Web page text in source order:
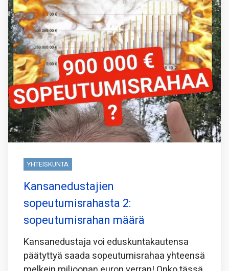
YHTEISKUNTA
Kansanedustajien
sopeutumisrahasta 2:
sopeutumisrahan määrä
Kansanedustaja voi eduskuntakautensa
päätyttyä saada sopeutumisrahaa yhteensä